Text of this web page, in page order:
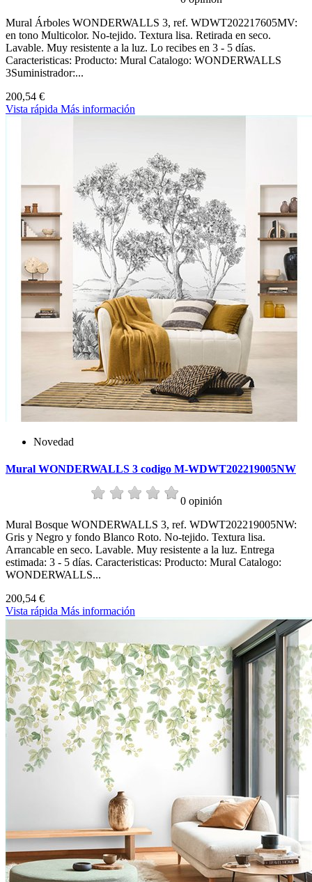
Mural Árboles WONDERWALLS 3, ref. WDWT202217605MV:
en tono Multicolor. No-tejido. Textura lisa. Retirada en seco.
Lavable. Muy resistente a la luz. Lo recibes en 3 - 5 días.
Caracteristicas: Producto: Mural Catalogo: WONDERWALLS
3Suministrador:...
200,54 €
Vista rápida Más información
Novedad
Mural WONDERWALLS 3 codigo M-WDWT202219005NW
0 opinión
Mural Bosque WONDERWALLS 3, ref. WDWT202219005NW:
Gris y Negro y fondo Blanco Roto. No-tejido. Textura lisa.
Arrancable en seco. Lavable. Muy resistente a la luz. Entrega
estimada: 3 - 5 días. Caracteristicas: Producto: Mural Catalogo:
WONDERWALLS...
200,54 €
Vista rápida Más información